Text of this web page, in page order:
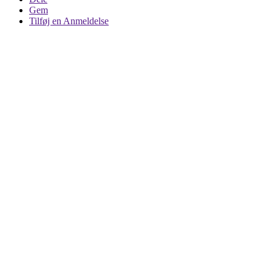
Gem
Tilføj en Anmeldelse